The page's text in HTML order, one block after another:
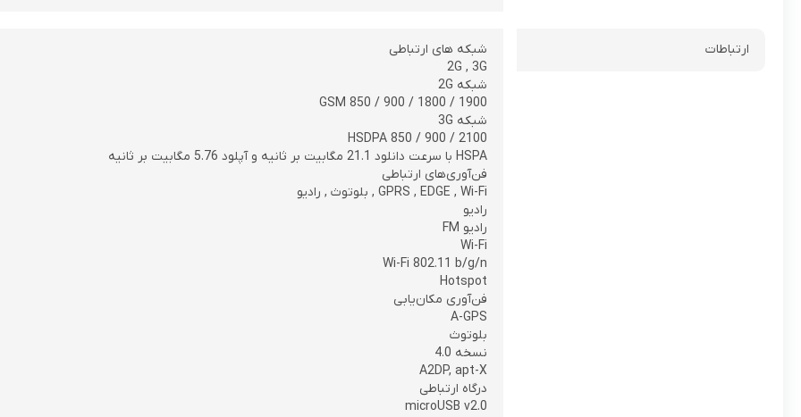
ارتباطات
شبکه های ارتباطی
2G , 3G
شبکه 2G
GSM 850 / 900 / 1800 / 1900
شبکه 3G
HSDPA 850 / 900 / 2100
HSPA با سرعت دانلود 21.1 مگابیت بر ثانیه و آپلود 5.76 مگابیت بر ثانیه
فن‌آوری‌های ارتباطی
GPRS , EDGE , Wi-Fi , بلوتوث , رادیو
رادیو
رادیو FM
Wi-Fi
Wi-Fi 802.11 b/g/n
Hotspot
فن‌آوری مکان‌یابی
A-GPS
بلوتوث
نسخه‌ 4.0
A2DP, apt-X
درگاه ارتباطی
microUSB v2.0